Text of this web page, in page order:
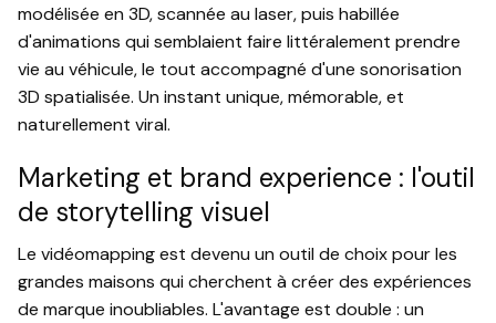
modélisée en 3D, scannée au laser, puis habillée
d'animations qui semblaient faire littéralement prendre
vie au véhicule, le tout accompagné d'une sonorisation
3D spatialisée. Un instant unique, mémorable, et
naturellement viral.
Marketing et brand experience : l'outil
de storytelling visuel
Le vidéomapping est devenu un outil de choix pour les
grandes maisons qui cherchent à créer des expériences
de marque inoubliables. L'avantage est double : un